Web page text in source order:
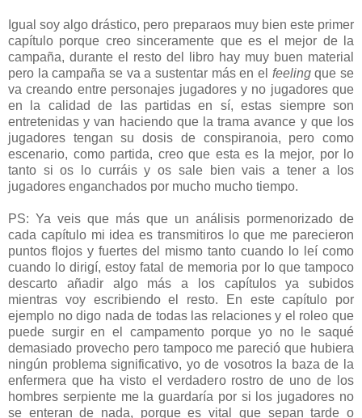
Igual soy algo drástico, pero preparaos muy bien este primer
capítulo porque creo sinceramente que es el mejor de la
campaña, durante el resto del libro hay muy buen material
pero la campaña se va a sustentar más en el feelingque se
va creando entre personajes jugadores y no jugadores que
en la calidad de las partidas en sí, estas siempre son
entretenidas y van haciendo que la trama avance y que los
jugadores tengan su dosis de conspiranoia, pero como
escenario, como partida, creo que esta es la mejor, por lo
tanto si os lo curráis y os sale bien vais a tener a los
jugadores enganchados por mucho mucho tiempo.
PS: Ya veis que más que un análisis pormenorizado de
cada capítulo mi idea es transmitiros lo que me parecieron
puntos flojos y fuertes del mismo tanto cuando lo leí como
cuando lo dirigí, estoy fatal de memoria por lo que tampoco
descarto añadir algo más a los capítulos ya subidos
mientras voy escribiendo el resto. En este capítulo por
ejemplo no digo nada de todas las relaciones y el roleo que
puede surgir en el campamento porque yo no le saqué
demasiado provecho pero tampoco me pareció que hubiera
ningún problema significativo, yo de vosotros la baza de la
enfermera que ha visto el verdadero rostro de uno de los
hombres serpiente me la guardaría por si los jugadores no
se enteran de nada, porque es vital que sepan tarde o